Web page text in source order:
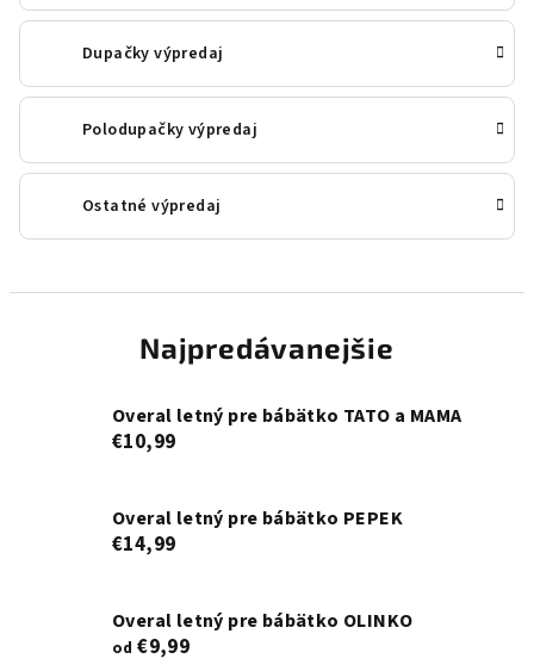
Dupačky výpredaj
Polodupačky výpredaj
Ostatné výpredaj
Najpredávanejšie
Overal letný pre bábätko TATO a MAMA
€10,99
Overal letný pre bábätko PEPEK
€14,99
Overal letný pre bábätko OLINKO
od €9,99